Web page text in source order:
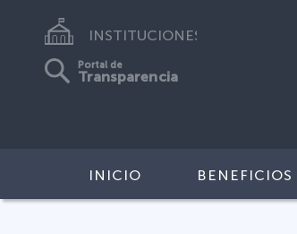
INSTITUCIONES
Portal de
Transparencia
INICIO BENEFICIOS